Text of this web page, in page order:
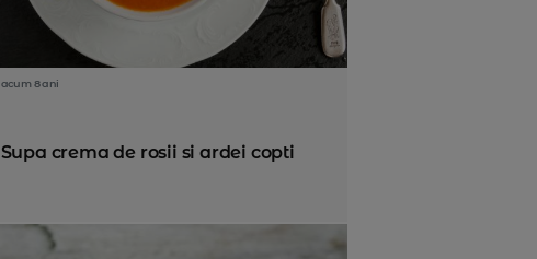
acum 8 ani
Supa crema de rosii si ardei copti